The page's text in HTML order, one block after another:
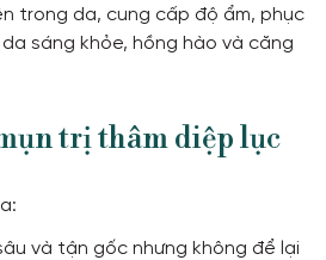
trong da, cung cấp độ ẩm, phục
sáng khỏe, hồng hào và căng
trị thâm diệp lục
và tận gốc nhưng không để lại